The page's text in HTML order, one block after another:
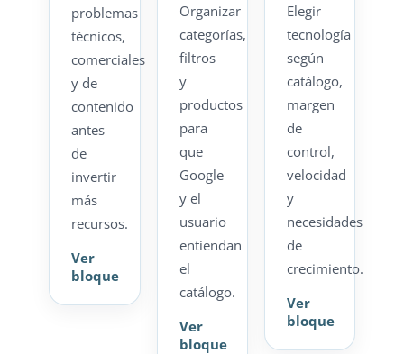
problemas
técnicos,
comerciales
y de
contenido
antes
de
invertir
más
recursos.
Ver
bloque
Organizar
categorías,
filtros
y
productos
para
que
Google
y el
usuario
entiendan
el
catálogo.
Ver
bloque
Elegir
tecnología
según
catálogo,
margen
de
control,
velocidad
y
necesidades
de
crecimiento.
Ver
bloque